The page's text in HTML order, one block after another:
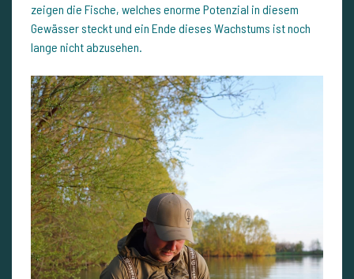
zeigen die Fische, welches enorme Potenzial in diesem
Gewässer steckt und ein Ende dieses Wachstums ist noch
lange nicht abzusehen.